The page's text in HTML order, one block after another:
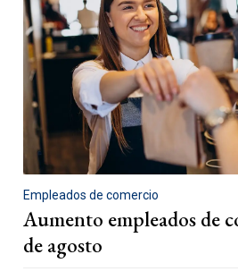
Empleados de comercio
Aumento empleados de
de agosto